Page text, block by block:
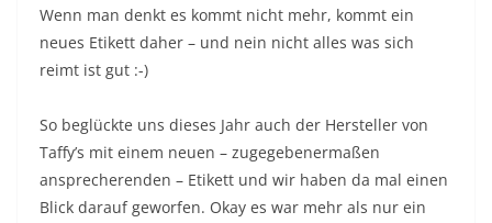
Wenn man denkt es kommt nicht mehr, kommt ein
neues Etikett daher – und nein nicht alles was sich
reimt ist gut :-)
So beglückte uns dieses Jahr auch der Hersteller von
Taffy’s mit einem neuen – zugegebenermaßen
ansprecherenden – Etikett und wir haben da mal einen
Blick darauf geworfen. Okay es war mehr als nur ein